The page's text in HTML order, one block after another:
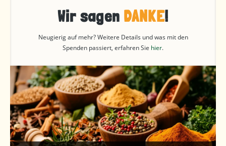
Wir sagen DANKE!
Neugierig auf mehr? Weitere Details und was mit den
Spenden passiert, erfahren Sie hier.